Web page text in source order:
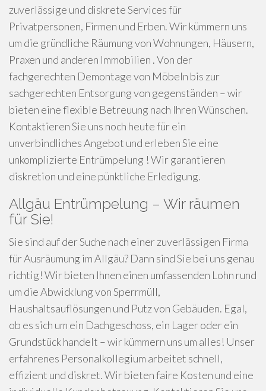
zuverlässige und diskrete Services für
Privatpersonen, Firmen und Erben. Wir kümmern uns
um die gründliche Räumung von Wohnungen, Häusern,
Praxen und anderen Immobilien . Von der
fachgerechten Demontage von Möbeln bis zur
sachgerechten Entsorgung von gegenständen – wir
bieten eine flexible Betreuung nach Ihren Wünschen.
Kontaktieren Sie uns noch heute für ein
unverbindliches Angebot und erleben Sie eine
unkomplizierte Entrümpelung ! Wir garantieren
diskretion und eine pünktliche Erledigung.
Allgäu Entrümpelung – Wir räumen
für Sie!
Sie sind auf der Suche nach einer zuverlässigen Firma
für Ausräumung im Allgäu? Dann sind Sie bei uns genau
richtig! Wir bieten Ihnen einen umfassenden Lohn rund
um die Abwicklung von Sperrmüll,
Haushaltsauflösungen und Putz von Gebäuden. Egal,
ob es sich um ein Dachgeschoss, ein Lager oder ein
Grundstück handelt – wir kümmern uns um alles! Unser
erfahrenes Personalkollegium arbeitet schnell,
effizient und diskret. Wir bieten faire Kosten und eine